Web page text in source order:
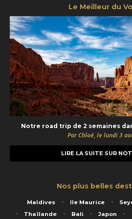
Le Meilleur du
Notre road trip de 2 semaines
Par Chloé, le lundi 3
LIRE LA SUITE SUR
Nos plus belles
Maldives Ile Maurice
Thaïlande
Bali Japon